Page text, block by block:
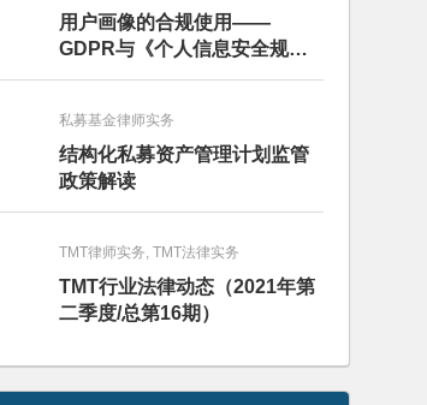
用户画像的合规使用——
GDPR与《个人信息安全规
范》的比较分析
私募基金律师实务
结构化私募资产管理计划监管
政策解读
TMT律师实务, TMT法律实务
TMT行业法律动态（2021年第
二季度/总第16期）